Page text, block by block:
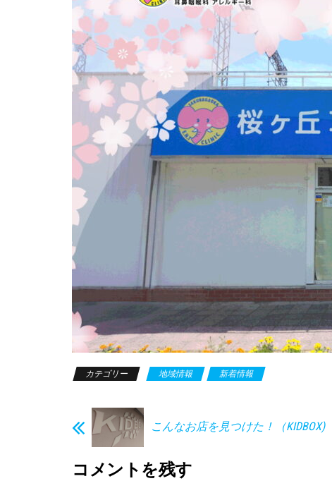
カテゴリー 地域情報 新着情報
こんなお店を見つけた！（KIDBOX)
コメントを残す